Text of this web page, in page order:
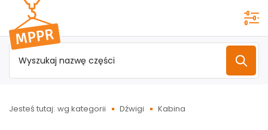
Przejdź do
menu
głównego
Jesteś tutaj: wg kategorii Dźwigi Kabina